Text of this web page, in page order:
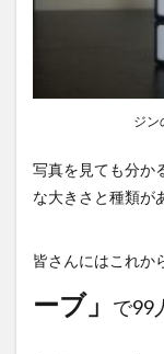
ジン
写真を見ても分か
な大きさと種類が
皆さんにはこれか
ーブ」
で99